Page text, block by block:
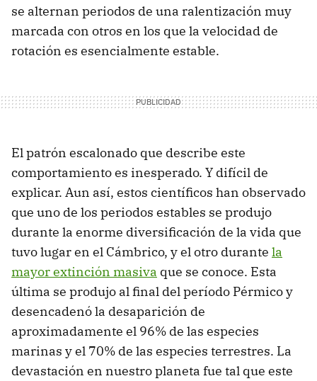
se alternan periodos de una ralentización muy
marcada con otros en los que la velocidad de
rotación es esencialmente estable.
El patrón escalonado que describe este
comportamiento es inesperado. Y difícil de
explicar. Aun así, estos científicos han observado
que uno de los periodos estables se produjo
durante la enorme diversificación de la vida que
tuvo lugar en el Cámbrico, y el otro durante la
mayor extinción masiva que se conoce. Esta
última se produjo al final del período Pérmico y
desencadenó la desaparición de
aproximadamente el 96% de las especies
marinas y el 70% de las especies terrestres. La
devastación en nuestro planeta fue tal que este